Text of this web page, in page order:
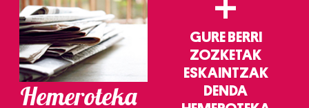
Hemeroteka
GURE BERRI
ZOZKETAK
ESKAINTZAK
DENDA